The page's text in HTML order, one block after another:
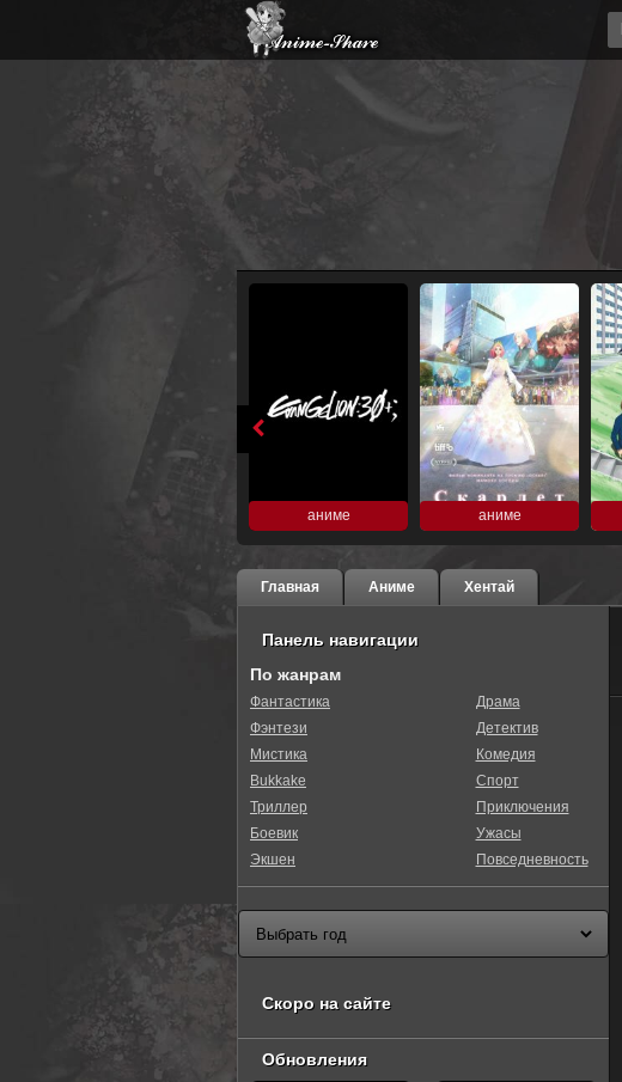
аниме аниме
Главная Аниме Хентай
Панель навигации
По жанрам
Фантастика
Фэнтези
Мистика
Bukkake
Триллер
Боевик
Экшен
Драма
Детектив
Комедия
Спорт
Приключения
Ужасы
Повседневность
Скоро на сайте
Обновления